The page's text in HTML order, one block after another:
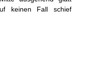
keinen Fall schief